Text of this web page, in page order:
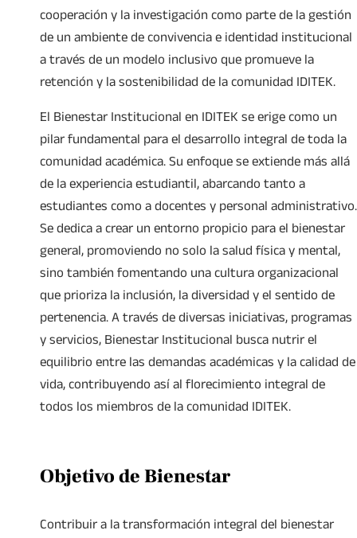
cooperación y la investigación como parte de la gestión
de un ambiente de convivencia e identidad institucional
a través de un modelo inclusivo que promueve la
retención y la sostenibilidad de la comunidad IDITEK.
El Bienestar Institucional en IDITEK se erige como un
pilar fundamental para el desarrollo integral de toda la
comunidad académica. Su enfoque se extiende más allá
de la experiencia estudiantil, abarcando tanto a
estudiantes como a docentes y personal administrativo.
Se dedica a crear un entorno propicio para el bienestar
general, promoviendo no solo la salud física y mental,
sino también fomentando una cultura organizacional
que prioriza la inclusión, la diversidad y el sentido de
pertenencia. A través de diversas iniciativas, programas
y servicios, Bienestar Institucional busca nutrir el
equilibrio entre las demandas académicas y la calidad de
vida, contribuyendo así al florecimiento integral de
todos los miembros de la comunidad IDITEK.
Objetivo de Bienestar
Contribuir a la transformación integral del bienestar